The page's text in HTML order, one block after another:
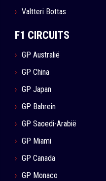
Valtteri Bottas
F1 CIRCUITS
GP Australië
GP China
GP Japan
GP Bahrein
GP Saoedi-Arabië
GP Miami
GP Canada
GP Monaco